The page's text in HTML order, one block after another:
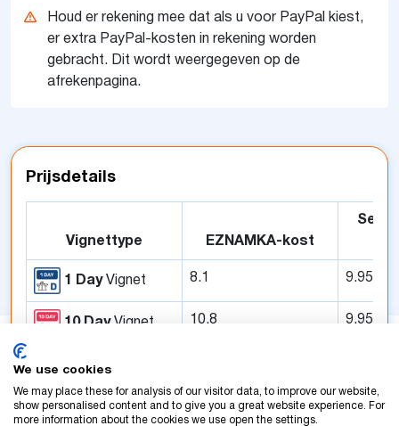
Houd er rekening mee dat als u voor PayPal kiest,
er extra PayPal-kosten in rekening worden
gebracht. Dit wordt weergegeven op de
afrekenpagina.
Prijsdetails
Vignettype EZNAMKA-kost
1 DayVignet 8.1 9.95
10 DayVignet 10.8 9.95
1 Month
1 Year Vignet 90 19.95
We use cookies
We may place these for analysis of our visitor data, to improve our website,
show personalised content and to give you a great website experience. For
more information about the cookies we use open the settings.